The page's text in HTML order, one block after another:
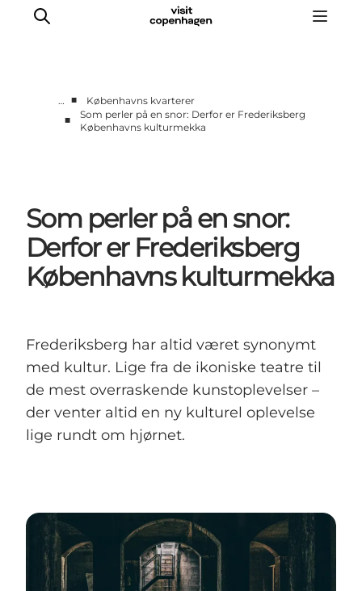
This is Copenhagen
Områder
Planlæg din tur
CopenPay
Copenhagen Card
… ■
Københavns kvarterer
■
Som perler på en snor: Derfor er Frederiksberg
Københavns kulturmekka
Som perler på en snor:
Derfor er Frederiksberg
Københavns kulturmekka
Frederiksberg har altid været synonymt
med kultur. Lige fra de ikoniske teatre til
de mest overraskende kunstoplevelser –
der venter altid en ny kulturel oplevelse
lige rundt om hjørnet.